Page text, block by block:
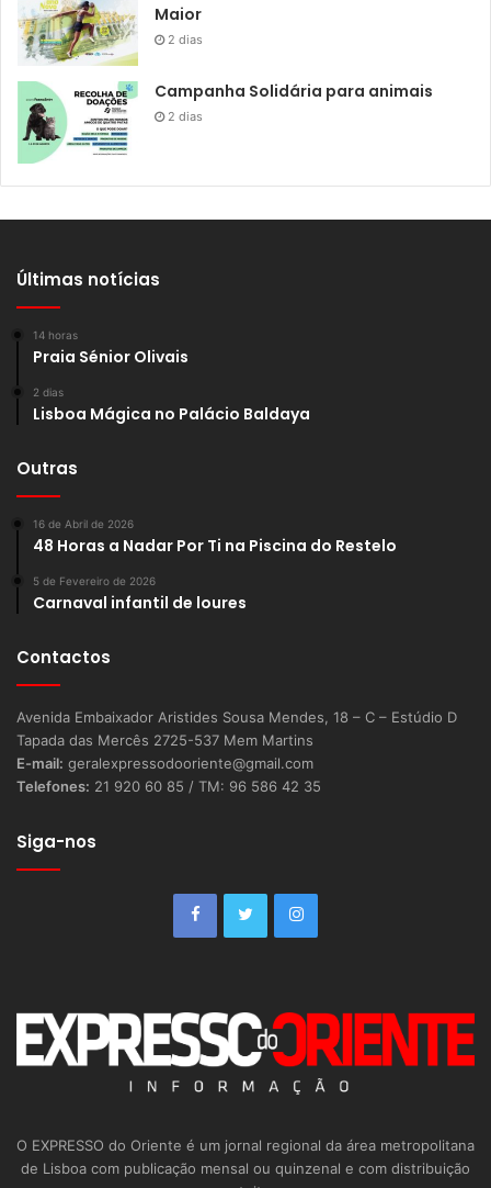
Maior
2 dias
Campanha Solidária para animais
2 dias
Últimas notícias
14 horas
Praia Sénior Olivais
2 dias
Lisboa Mágica no Palácio Baldaya
Outras
16 de Abril de 2026
48 Horas a Nadar Por Ti na Piscina do Restelo
5 de Fevereiro de 2026
Carnaval infantil de loures
Contactos
Avenida Embaixador Aristides Sousa Mendes, 18 – C – Estúdio D
Tapada das Mercês 2725-537 Mem Martins
E-mail: geralexpressodooriente@gmail.com
Telefones: 21 920 60 85 / TM: 96 586 42 35
Siga-nos
O EXPRESSO do Oriente é um jornal regional da área metropolitana
de Lisboa com publicação mensal ou quinzenal e com distribuição